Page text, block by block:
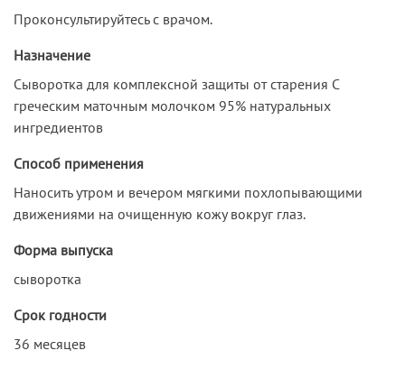
Проконсультируйтесь с врачом.
Назначение
Сыворотка для комплексной защиты от старения С
греческим маточным молочком 95% натуральных
ингредиентов
Способ применения
Наносить утром и вечером мягкими похлопывающими
движениями на очищенную кожу вокруг глаз.
Форма выпуска
сыворотка
Срок годности
36 месяцев